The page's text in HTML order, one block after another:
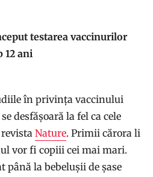
testarea vaccinurilor
12 ani
în privința vaccinului
desfășoară la fel ca cele
revistaNature. Primii cărora li
vor fi copiii cei mai mari.
până la bebelușii de șase